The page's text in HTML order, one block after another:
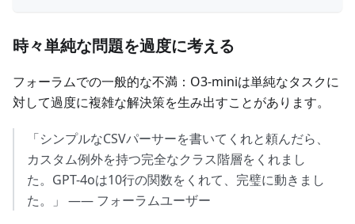
時々単純な問題を過度に考える
フォーラムでの一般的な不満：O3-miniは単純なタスクに
対して過度に複雑な解決策を生み出すことがあります。
「シンプルなCSVパーサーを書いてくれと頼んだら、
カスタム例外を持つ完全なクラス階層をくれまし
た。GPT-4oは10行の関数をくれて、完璧に動きまし
た。」 —— フォーラムユーザー